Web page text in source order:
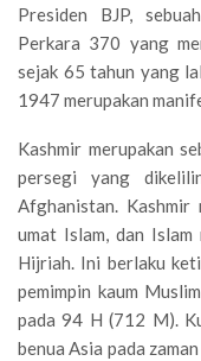
Presiden BJP,
Perkara 370 yang
sejak 65 tahun yang
1947 merupakan
Kashmir merupakan
persegi yang
Afghanistan. Kashmir
umat Islam, dan Islam
Hijriah. Ini berlaku
pemimpin kaum
pada 94 H (712 M).
benua Asia pada